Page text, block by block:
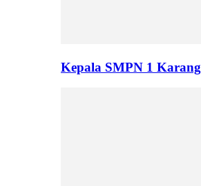
Kepala SMPN 1